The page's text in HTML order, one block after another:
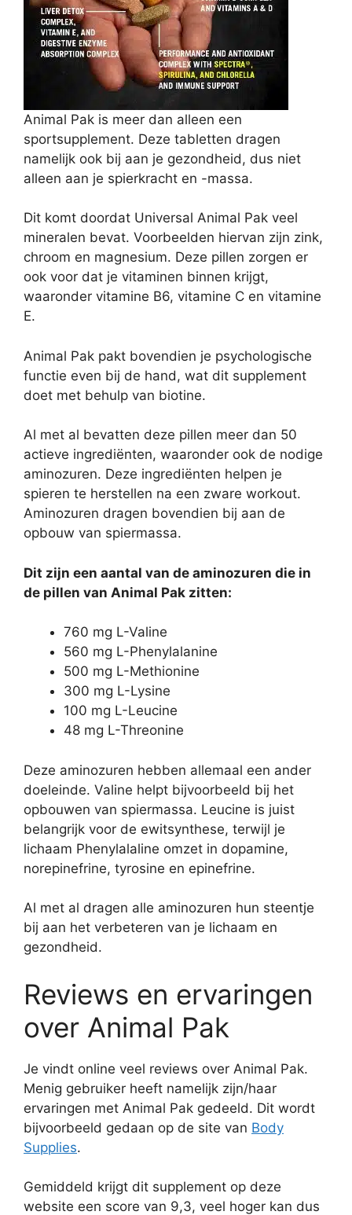
Animal Pak is meer dan alleen een
sportsupplement. Deze tabletten dragen
namelijk ook bij aan je gezondheid, dus niet
alleen aan je spierkracht en -massa.
Dit komt doordat Universal Animal Pak veel
mineralen bevat. Voorbeelden hiervan zijn zink,
chroom en magnesium. Deze pillen zorgen er
ook voor dat je vitaminen binnen krijgt,
waaronder vitamine B6, vitamine C en vitamine
E.
Animal Pak pakt bovendien je psychologische
functie even bij de hand, wat dit supplement
doet met behulp van biotine.
Al met al bevatten deze pillen meer dan 50
actieve ingrediënten, waaronder ook de nodige
aminozuren. Deze ingrediënten helpen je
spieren te herstellen na een zware workout.
Aminozuren dragen bovendien bij aan de
opbouw van spiermassa.
Dit zijn een aantal van de aminozuren die in
de pillen van Animal Pak zitten:
760 mg L-Valine
560 mg L-Phenylalanine
500 mg L-Methionine
300 mg L-Lysine
100 mg L-Leucine
48 mg L-Threonine
Deze aminozuren hebben allemaal een ander
doeleinde. Valine helpt bijvoorbeeld bij het
opbouwen van spiermassa. Leucine is juist
belangrijk voor de ewitsynthese, terwijl je
lichaam Phenylalaline omzet in dopamine,
norepinefrine, tyrosine en epinefrine.
Al met al dragen alle aminozuren hun steentje
bij aan het verbeteren van je lichaam en
gezondheid.
Reviews en ervaringen
over Animal Pak
Je vindt online veel reviews over Animal Pak.
Menig gebruiker heeft namelijk zijn/haar
ervaringen met Animal Pak gedeeld. Dit wordt
bijvoorbeeld gedaan op de site van Body
Supplies.
Gemiddeld krijgt dit supplement op deze
website een score van 9,3, veel hoger kan dus